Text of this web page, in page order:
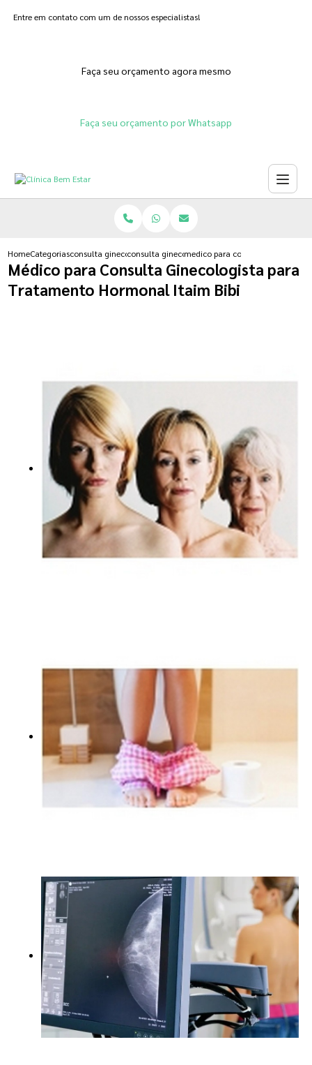
Entre em contato com um de nossos especialistas!
Faça seu orçamento agora mesmo
Faça seu orçamento por Whatsapp
HomeCategoriasconsulta ginecologistaconsulta ginecologista para gravidas
medico para consulta
Médico para Consulta Ginecologista para
Tratamento Hormonal Itaim Bibi